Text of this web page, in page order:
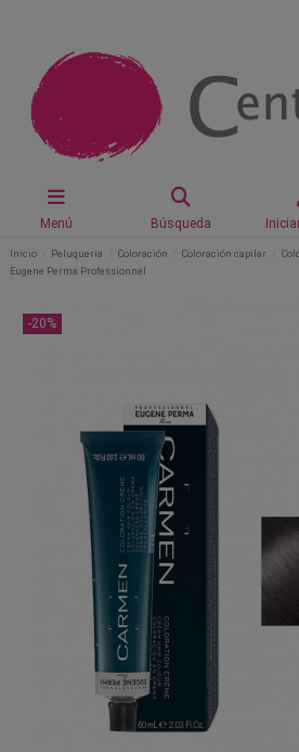
Menú Búsqueda
Inicio Peluquería Coloración Coloración capilar
Eugene Perma Professionnel
-20%